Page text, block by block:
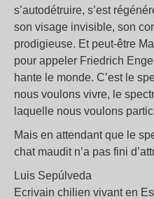
s’autodétruire, s’est
son visage invisible, son
prodigieuse. Et peut-être
pour appeler Friedrich
hante le monde. C’est le
nous voulons vivre, le
laquelle nous voulons
Mais en attendant que le
chat maudit n’a pas fini
Luis Sepúlveda
Ecrivain chilien vivant en